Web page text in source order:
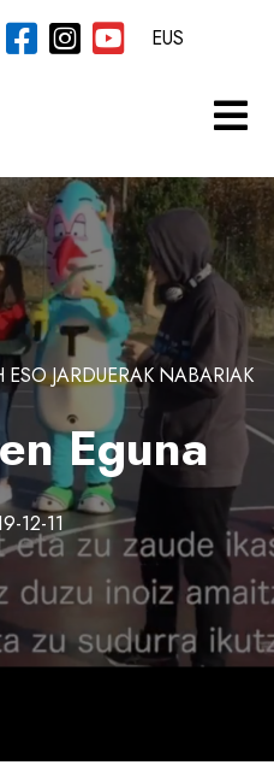
ESOJARDUERAK NABARIAK
Eguna
12-11
EUS